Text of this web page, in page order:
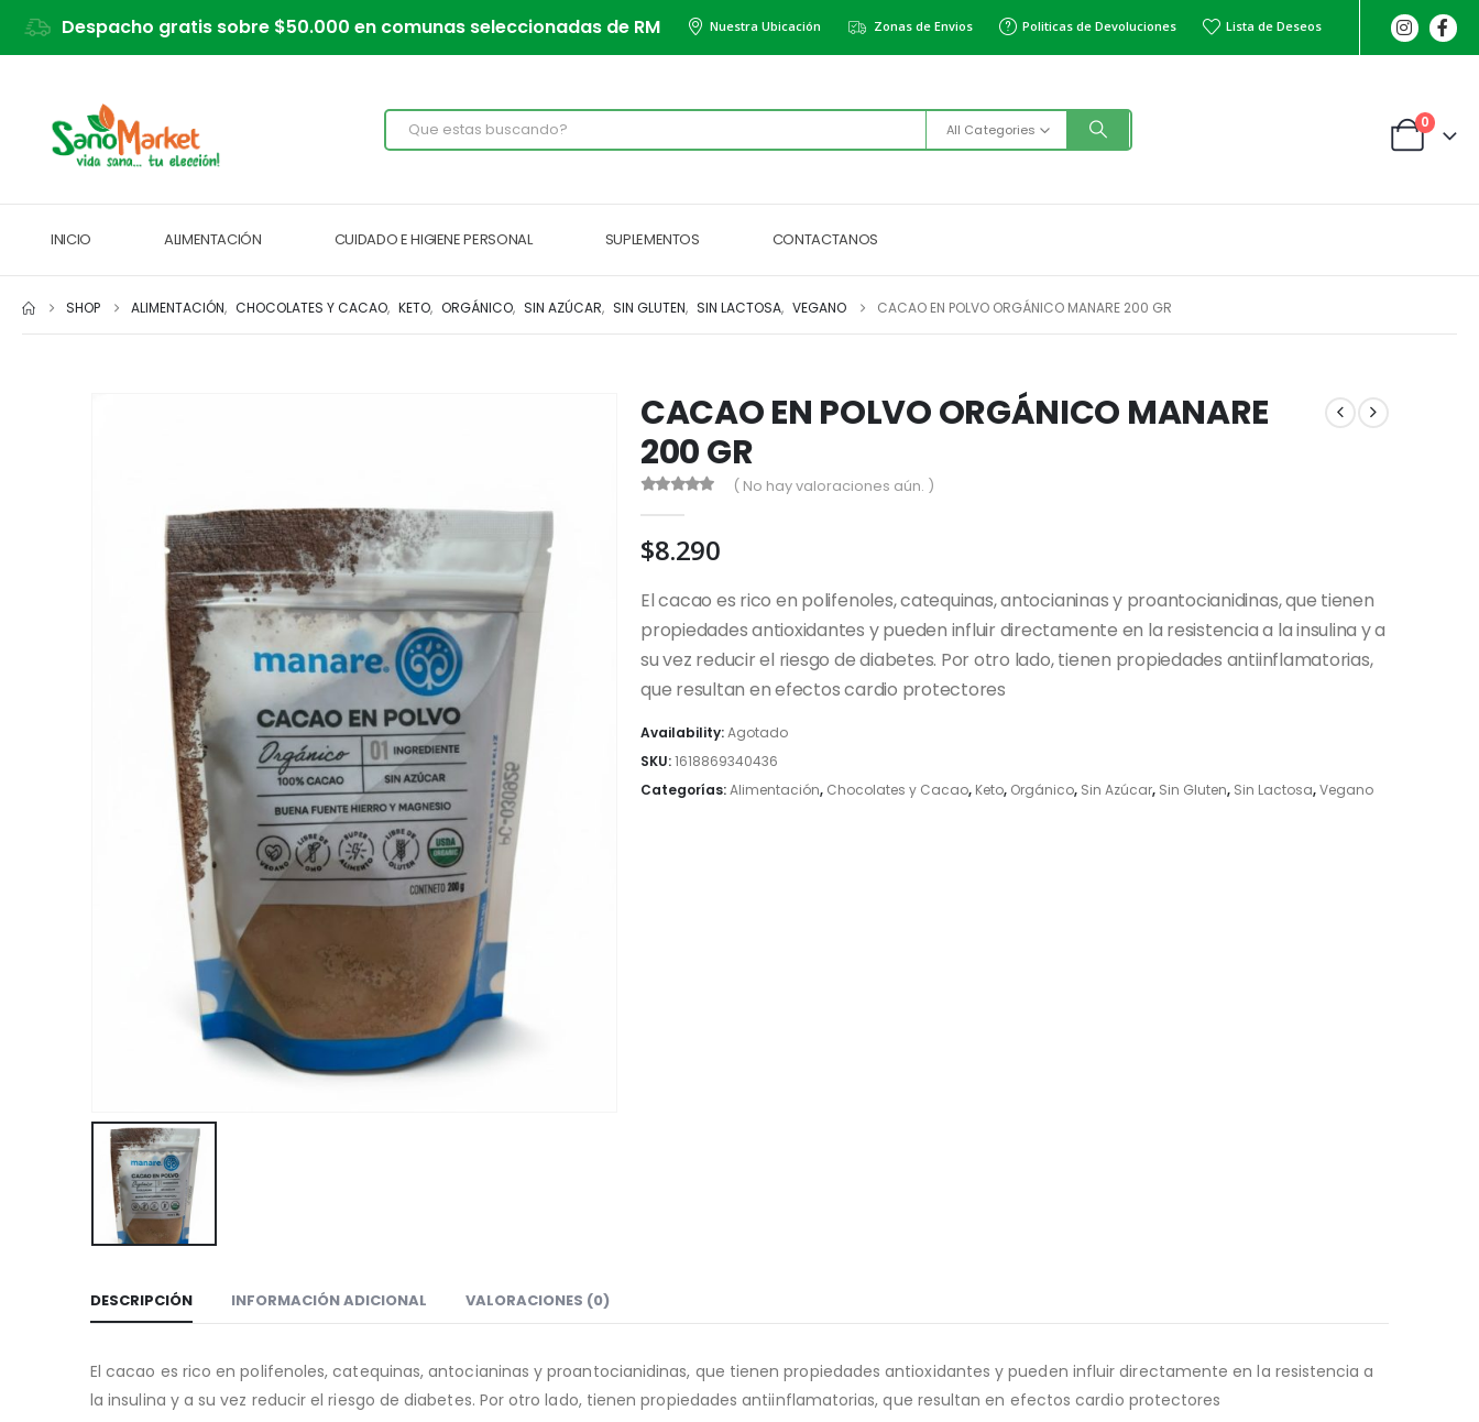
Despacho gratis sobre $50.000 en comunas seleccionadas de RM Nuestra Ubicación Zonas de Envios Politicas de Devoluciones Lista de Deseos
All Categories 0
INICIO ALIMENTACIÓN CUIDADO E HIGIENE PERSONAL SUPLEMENTOS CONTACTANOS
SHOP ALIMENTACIÓN, CHOCOLATES Y CACAO, KETO, ORGÁNICO, SIN AZÚCAR, SIN GLUTEN, SIN LACTOSA, VEGANO CACAO EN POLVO ORGÁNICO MANARE 200 GR
CACAO EN POLVO ORGÁNICO MANARE
200 GR
( No hay valoraciones aún. )
$8.290
El cacao es rico en polifenoles, catequinas, antocianinas y proantocianidinas, que tienen
propiedades antioxidantes y pueden influir directamente en la resistencia a la insulina y a
su vez reducir el riesgo de diabetes. Por otro lado, tienen propiedades antiinflamatorias,
que resultan en efectos cardio protectores
Availability:Agotado
SKU:1618869340436
Categorías:Alimentación, Chocolates y Cacao, Keto, Orgánico, Sin Azúcar, Sin Gluten, Sin Lactosa,Vegano
DESCRIPCIÓN INFORMACIÓN ADICIONAL VALORACIONES (0)
El cacao es rico en polifenoles, catequinas, antocianinas y proantocianidinas, que tienen propiedades antioxidantes y pueden influir directamente en la resistencia a
la insulina y a su vez reducir el riesgo de diabetes. Por otro lado, tienen propiedades antiinflamatorias, que resultan en efectos cardio protectores